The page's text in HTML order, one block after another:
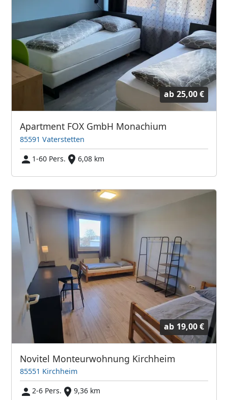
ab 25,00 €
Apartment FOX GmbH Monachium
85591 Vaterstetten
1-60 Pers.
6,08 km
ab 19,00 €
Novitel Monteurwohnung Kirchheim
85551 Kirchheim
2-6 Pers.
9,36 km